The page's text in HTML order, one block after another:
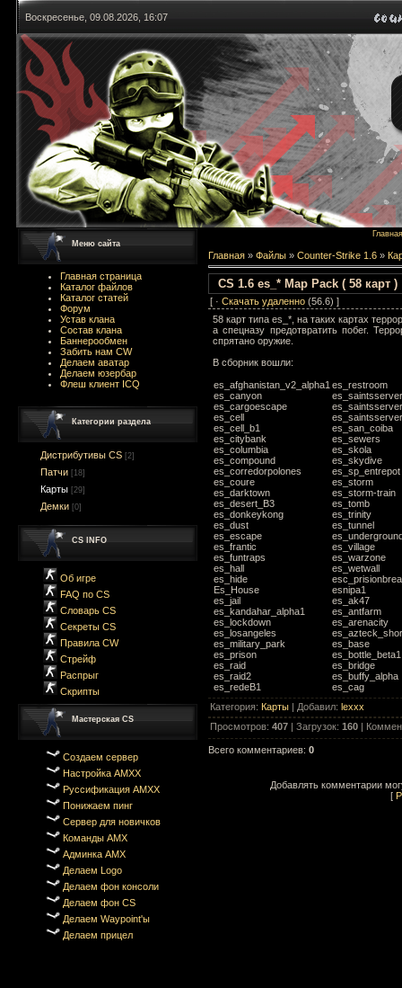
Воскресенье, 09.08.2026, 16:07
Меню сайта
Главная страница
Каталог файлов
Каталог статей
Форум
Устав клана
Состав клана
Баннерообмен
Забить нам CW
Делаем аватар
Делаем юзербар
Флеш клиент ICQ
Категории раздела
Дистрибутивы CS [2]
Патчи [18]
Карты [29]
Демки [0]
CS INFO
Об игре
FAQ по CS
Словарь CS
Секреты CS
Правила CW
Стрейф
Распрыг
Скрипты
Мастерская CS
Создаем сервер
Настройка AMXX
Руссификация AMXX
Понижаем пинг
Сервер для новичков
Команды AMX
Админка AMX
Делаем Logo
Делаем фон консоли
Делаем фон CS
Делаем Waypoint'ы
Делаем прицел
Главная
Главная » Файлы » Counter-Strike 1.6 »
CS 1.6 es_* Map Pack ( 58 карт )
[ · Скачать удаленно (56.6) ]
58 карт типа es_*, на таких картах
а спецназу предотвратить побег.
спрятано оружие.
В сборник вошли:
es_afghanistan_v2_alpha1
es_canyon
es_cargoescape
es_cell
es_cell_b1
es_citybank
es_columbia
es_compound
es_corredorpolones
es_coure
es_darktown
es_desert_B3
es_donkeykong
es_dust
es_escape
es_frantic
es_funtraps
es_hall
es_hide
Es_House
es_jail
es_kandahar_alpha1
es_lockdown
es_losangeles
es_military_park
es_prison
es_raid
es_raid2
es_redeB1
es_restroom
es_san_coiba
es_sewers
es_skola
es_skydive
es_sp_entrepot
es_storm
es_storm-train
es_tomb
es_trinity
es_tunnel
es_village
es_warzone
es_wetwall
esnipa1
es_ak47
es_antfarm
es_arenacity
es_base
es_bottle_beta1
es_bridge
es_buffy_alpha
es_cag
Категория: Карты | Добавил: lexxx
Просмотров: 407 | Загрузок: 160 |
Всего комментариев: 0
Добавлять комментарии
[